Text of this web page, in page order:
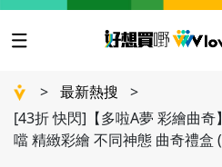
> 最新熱搜
>
[43折 快閃]【多啦A夢 彩繪曲
噹 精緻彩繪 不同神態 曲奇禮盒